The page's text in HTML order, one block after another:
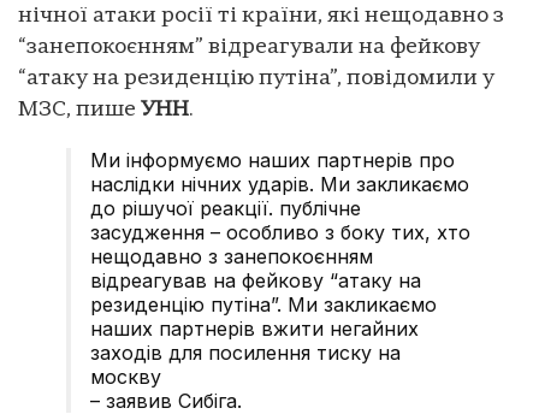
нічної атаки росії ті країни, які нещодавно з
“занепокоєнням” відреагували на фейкову
“атаку на резиденцію путіна”, повідомили у
МЗС, пише УНН.
Ми інформуємо наших партнерів про
наслідки нічних ударів. Ми закликаємо
до рішучої реакції. публічне
засудження – особливо з боку тих, хто
нещодавно з занепокоєнням
відреагував на фейкову “атаку на
резиденцію путіна”. Ми закликаємо
наших партнерів вжити негайних
заходів для посилення тиску на
москву
– заявив Сибіга.